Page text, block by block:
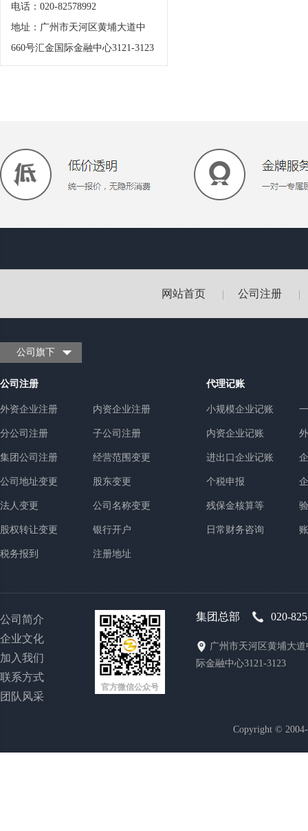
电话：020-82578992
地址：广州市天河区黄埔大道中
660号汇金国际金融中心3121-3123
网站首页 | 公司注册 |
公司旗下
公司注册
外资企业注册 内资企业注册
分公司注册 子公司注册
集团公司注册 经营范围变更
公司地址变更 股东变更
法人变更 公司名称变更
股权转让变更 银行开户
税务报到 注册地址
代理记账
小规模企业记账
内资企业记账
进出口企业记账
个税申报
残保金核算等
日常财务咨询
公司简介
企业文化
加入我们
联系方式
团队风采
官方微信公众号
集团总部 020-
广州市天河区黄埔大
际金融中心3121-3123
Copyright ©